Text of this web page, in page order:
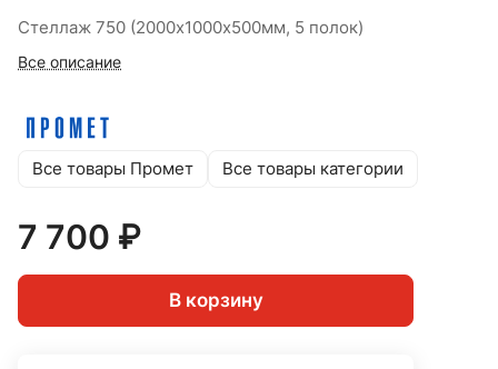
Стеллаж 750 (2000х1000х500мм, 5 полок)
Все описание
Все товары Промет Все товары категории
7 700 ₽
В корзину